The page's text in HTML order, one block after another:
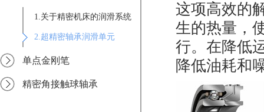
1.关于精密机床的润滑系统
2.超精密轴承润滑单元
单点金刚笔
精密角接触球轴承
这项高效的
生的热量，
行。在降低
降低油耗和